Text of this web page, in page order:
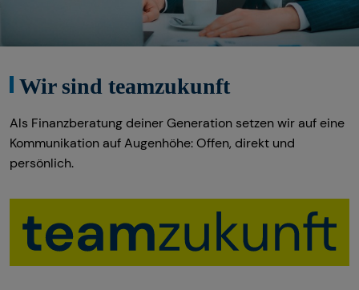
Wir sind teamzukunft
Als Finanzberatung deiner Generation setzen wir auf eine
Kommunikation auf Augenhöhe: Offen, direkt und
persönlich.